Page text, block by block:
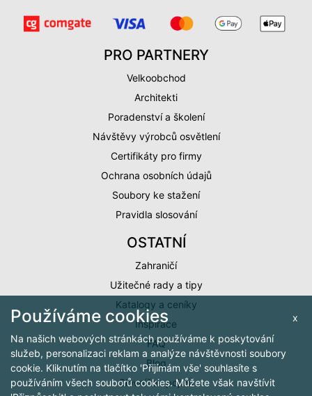
PRO PARTNERY
Velkoobchod
Architekti
Poradenství a školení
Návštěvy výrobců osvětlení
Certifikáty pro firmy
Ochrana osobních údajů
Soubory ke stažení
Pravidla slosování
OSTATNÍ
Zahraničí
Užitečné rady a tipy
Katalogy a ceníky
Inspirace
FAQ
Blog
Slovníček pojmů
x
Používáme cookies
Na našich webových stránkách používáme k poskytování
služeb, personalizaci reklam a analýze návštěvnosti soubory
cookie. Kliknutím na tlačítko 'Přijímám vše' souhlasíte s
používáním všech souborů cookies. Můžete však navštívit